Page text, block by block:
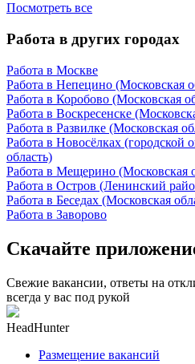
Посмотреть все
Работа в других городах
Работа в Москве
Работа в Непецино (Московская
Работа в Коробово (Московская
Работа в Воскресенске
Работа в Развилке (Московская
Работа в Новосёлках (городской
область)
Работа в Мещерино (Московская
Работа в Остров (Ленинский
Работа в Беседах (Московская
Работа в Заворово
Скачайте
Свежие вакансии, ответы на
всегда у вас под рукой
HeadHunter
Размещение вакансий